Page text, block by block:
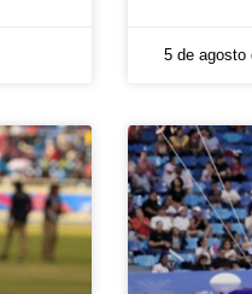
5 de agosto